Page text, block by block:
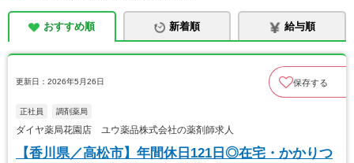
おすすめ順 新着順 給与順
更新日：2026年5月26日 保存する
正社員 調剤薬局
ダイヤ薬局花園店 ユウ薬品株式会社の薬剤師求人
【香川県／高松市】年間休日121日◎在宅・かかりつ